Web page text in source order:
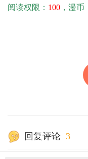
阅读权限： 100 ，漫币
回复评论 3